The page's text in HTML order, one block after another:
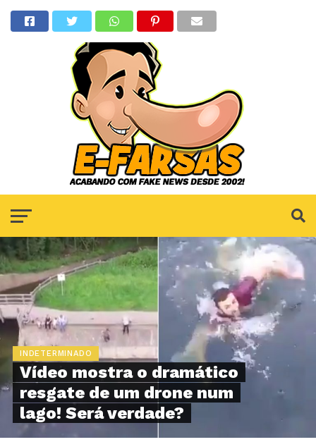
INDETERMINADO
Vídeo mostra o dramático
resgate de um drone num
lago! Será verdade?